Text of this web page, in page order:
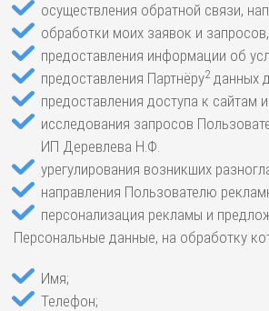
осуществления обратной связи,
обработки моих заявок и
предоставления информации об
предоставления Партнёру2данных
предоставления доступа к сайтам
исследования запросов
ИП Деревлева Н.Ф.
урегулирования возникших
направления Пользователю
персонализация рекламы и
Персональные данные, на обработку
Имя;
Телефон;